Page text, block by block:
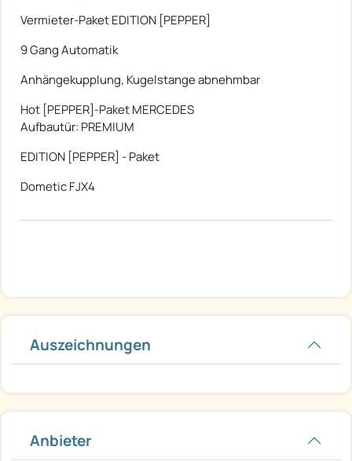
Vermieter-Paket EDITION [PEPPER]
9 Gang Automatik
Anhängekupplung, Kugelstange abnehmbar
Hot [PEPPER]-Paket MERCEDES
Aufbautür: PREMIUM
EDITION [PEPPER] - Paket
Dometic FJX4
Auszeichnungen
Anbieter